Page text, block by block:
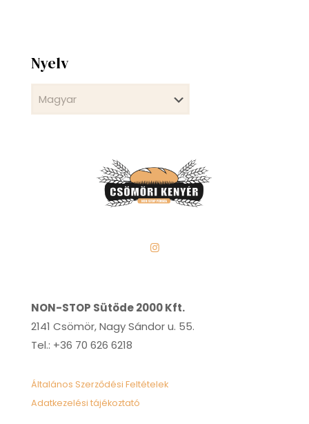
Nyelv
Nyelv
NON-STOP Sütöde 2000 Kft.
2141 Csömör, Nagy Sándor u. 55.
Tel.: +36 70 626 6218
Általános Szerződési Feltételek
Adatkezelési tájékoztató